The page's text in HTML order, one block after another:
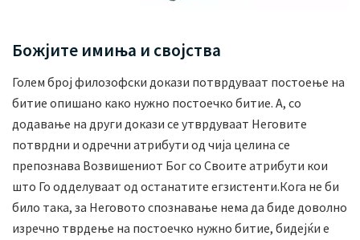
Божјите имиња и својства
Голем број филозофски докази потврдуваат постоење на
битие опишано како нужно постоечко битие. А, со
додавање на други докази се утврдуваат Неговите
потврдни и одречни атрибути од чија целина се
препознава Возвишениот Бог со Своите атрибути кои
што Го одделуваат од останатите егзистенти.Кога не би
било така, за Неговото спознавање нема да биде доволно
изречно тврдење на постоечко нужно битие, бидејќи е